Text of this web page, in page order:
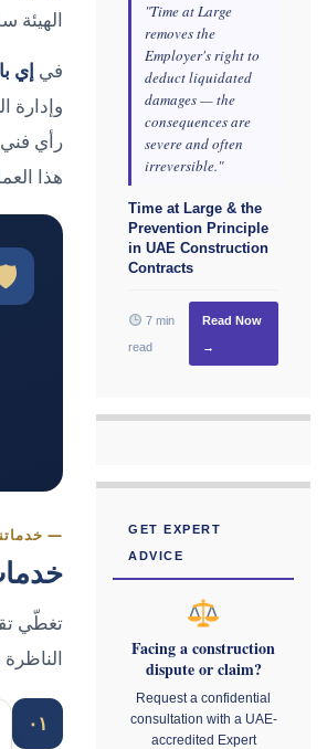
الهيئة
في إي
وإدارة
رأي فني
هذا
—
تغطّي
٠١
"Time at Large
removes the
Employer's right to
deduct liquidated
damages — the
consequences are
severe and often
irreversible."
Time at Large & the
Prevention Principle
in UAE Construction
Contracts
7 min
read
Read Now
→
GET EXPERT
ADVICE
Facing a construction
dispute or claim?
Request a confidential
consultation with a UAE-
accredited Expert